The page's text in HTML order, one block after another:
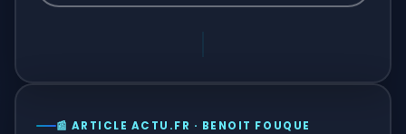
📰 ARTICLE ACTU.FR · BENOIT FOUQUE